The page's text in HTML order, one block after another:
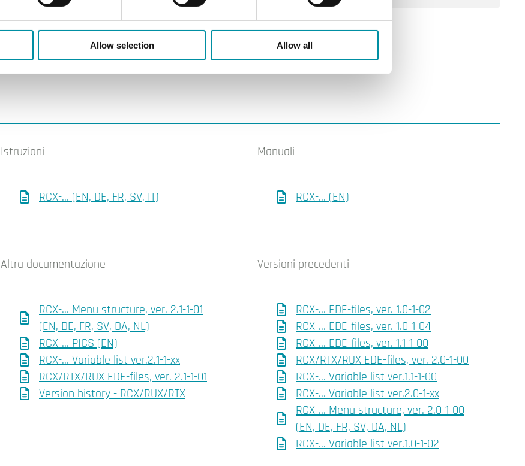
Allow selection Allow all
Istruzioni
RCX-... (EN, DE, FR, SV, IT)
Manuali
RCX-... (EN)
Altra documentazione
RCX-... Menu structure, ver. 2.1-1-01
(EN, DE, FR, SV, DA, NL)
RCX-... PICS (EN)
RCX-... Variable list ver.2.1-1-xx
RCX/RTX/RUX EDE-files, ver. 2.1-1-01
Version history - RCX/RUX/RTX
Versioni precedenti
RCX-... EDE-files, ver. 1.0-1-02
RCX-... EDE-files, ver. 1.0-1-04
RCX-... EDE-files, ver. 1.1-1-00
RCX/RTX/RUX EDE-files, ver. 2.0-1-00
RCX-... Variable list ver.1.1-1-00
RCX-... Variable list ver.2.0-1-xx
RCX-... Menu structure, ver. 2.0-1-00
(EN, DE, FR, SV, DA, NL)
RCX-... Variable list ver.1.0-1-02